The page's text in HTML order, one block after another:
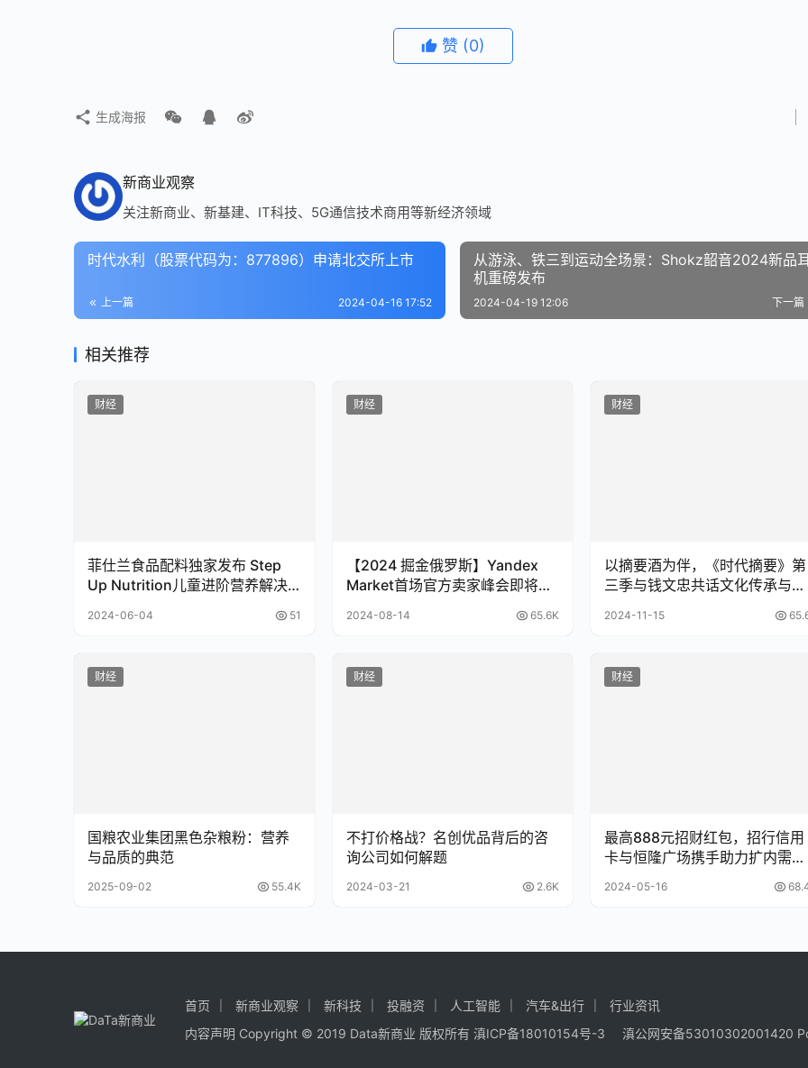
赞 (0)
生成海报
新商业观察
关注新商业、新基建、IT科技、5G通信技术商用等新经济领域
时代水利（股票代码为：877896）申请北交所上市
上一篇 2024-04-16 17:52
从游泳、铁三到运动全场景：Shokz韶音2024新品
机重磅发布
下一篇
2024-04-19 12:06
相关推荐
财经
菲仕兰食品配料独家发布 Step
Up Nutrition儿童进阶营养解决
2024-06-04 51
财经
【2024 掘金俄罗斯】Yandex
Market首场官方卖家峰会即将举
2024-08-14 65.6K
财经
以摘要酒为伴，《时代摘要》第
三季与钱文忠共话文化传承与创
2024-11-15
财经
国粮农业集团黑色杂粮粉：营养
与品质的典范
2025-09-02 55.4K
财经
不打价格战？名创优品背后的咨
询公司如何解题
2024-03-21 2.6K
财经
最高888元招财红包，招行信用
卡与恒隆广场携手助力扩内需、
2024-05-16
首页 新商业观察 新科技 投融资 人工智能 汽车&出行
行业资讯
内容声明 Copyright © 2019 Data新商业 版权所有 滇ICP备18010154号-3 滇公网安备53010302001420